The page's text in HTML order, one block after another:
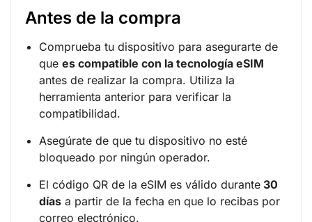
Antes de la compra
Comprueba tu dispositivo para asegurarte de
que es compatible con la tecnología eSIM
antes de realizar la compra. Utiliza la
herramienta anterior para verificar la
compatibilidad.
Asegúrate de que tu dispositivo no esté
bloqueado por ningún operador.
El código QR de la eSIM es válido durante 30
días a partir de la fecha en que lo recibas por
correo electrónico.